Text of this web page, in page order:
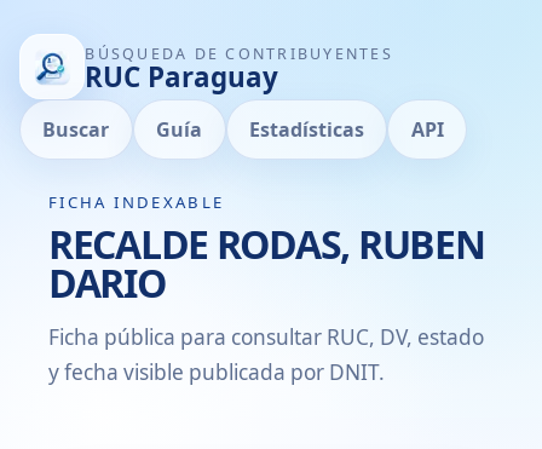
BÚSQUEDA DE CONTRIBUYENTES
RUC Paraguay
Buscar Guía Estadísticas API
FICHA INDEXABLE
RECALDE RODAS, RUBEN
DARIO
Ficha pública para consultar RUC, DV, estado
y fecha visible publicada por DNIT.